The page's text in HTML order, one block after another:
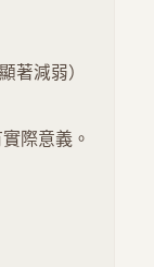
著減弱）
際意義。